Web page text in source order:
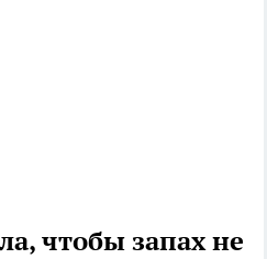
чтобы запах не